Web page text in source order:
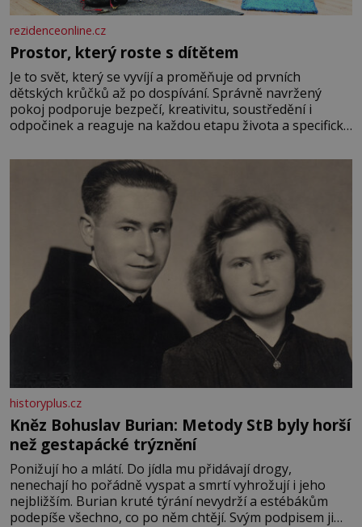
rezidenceonline.cz
Prostor, který roste s dítětem
Je to svět, který se vyvíjí a proměňuje od prvních
dětských krůčků až po dospívání. Správně navržený
pokoj podporuje bezpečí, kreativitu, soustředění i
odpočinek a reaguje na každou etapu života a specifické
měkkost a bezpečí, proto by pokoj miminka měl působit
především klidně a útulně. Předškolní věk je
historyplus.cz
Kněz Bohuslav Burian: Metody StB byly horší
než gestapácké trýznění
Ponižují ho a mlátí. Do jídla mu přidávají drogy,
nenechají ho pořádně vyspat a smrtí vyhrožují i jeho
nejbližším. Burian kruté týrání nevydrží a estébákům
podepíše všechno, co po něm chtějí. Svým podpisem jim